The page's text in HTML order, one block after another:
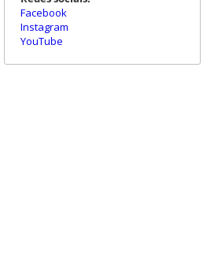
Facebook
Instagram
YouTube